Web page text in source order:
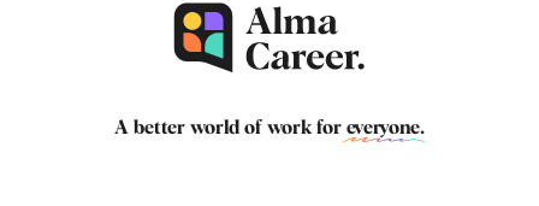
A better world of work for everyone.